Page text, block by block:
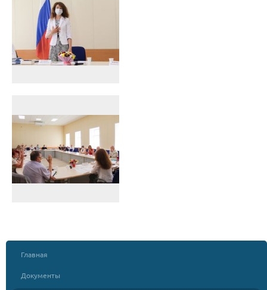
Главная
Документы